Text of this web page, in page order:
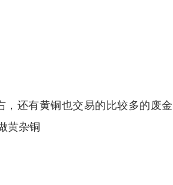
还有黄铜也交易的比较多的废
黄杂铜